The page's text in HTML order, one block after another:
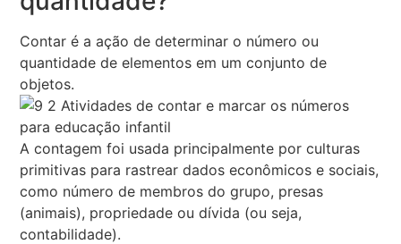
Contar é a ação de determinar o número ou
quantidade de elementos em um conjunto de
objetos.
A contagem foi usada principalmente por culturas
primitivas para rastrear dados econômicos e sociais,
como número de membros do grupo, presas
(animais), propriedade ou dívida (ou seja,
contabilidade).